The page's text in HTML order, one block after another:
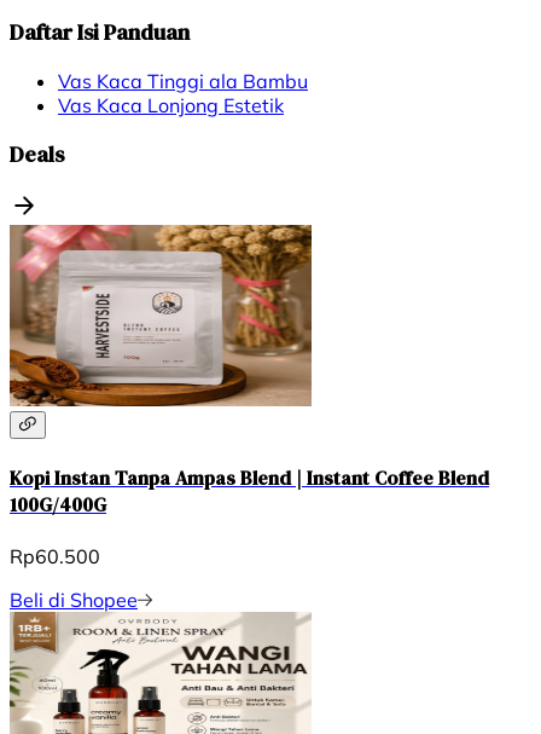
Daftar Isi Panduan
Vas Kaca Tinggi ala Bambu
Vas Kaca Lonjong Estetik
Deals
Kopi Instan Tanpa Ampas Blend | Instant Coffee Blend
100G/400G
Rp60.500
Beli di Shopee